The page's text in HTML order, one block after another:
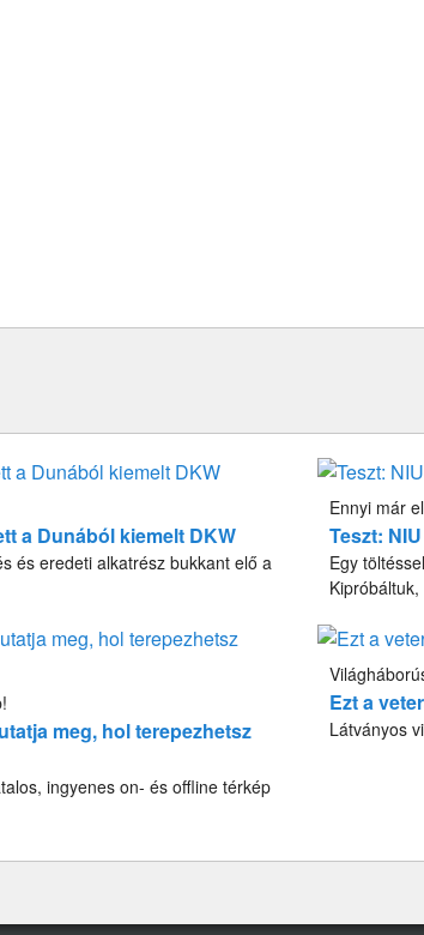
a Dunából kiemelt DKW
és eredeti alkatrész bukkant elő a
Ennyi már
Teszt:
Egy
meg, hol terepezhetsz
ingyenes on- és offline térkép
Ezt a
Látványos